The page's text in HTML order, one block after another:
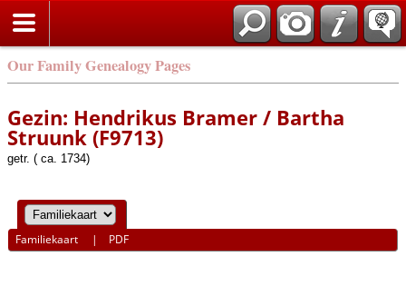
Our Family Genealogy Pages
Gezin: Hendrikus Bramer / Bartha
Struunk (F9713)
getr. ( ca. 1734)
Familiekaart | PDF